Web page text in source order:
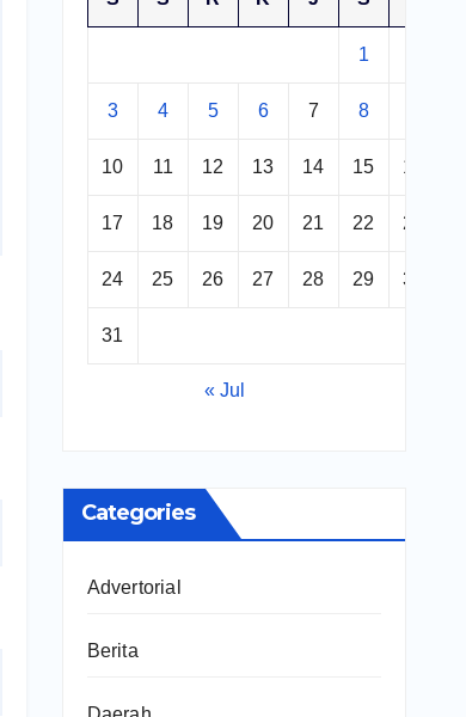
1
3 4 5 6 7 8
10 11 12 13 14 15 16
17 18 19 20 21 22 23
24 25 26 27 28 29 30
31
« Jul
Categories
Advertorial
Berita